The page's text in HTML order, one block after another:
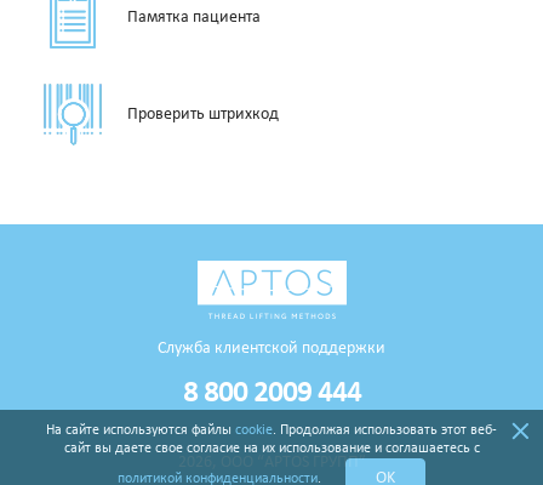
Памятка пациента
Проверить штрихкод
Служба клиентской поддержки
8 800 2009 444
2026, ООО “APTOS ГРУПП”
На сайте используются файлы cookie. Продолжая использовать этот веб-
сайт вы даете свое согласие на их использование и соглашаетесь с
политикой конфиденциальности. OK